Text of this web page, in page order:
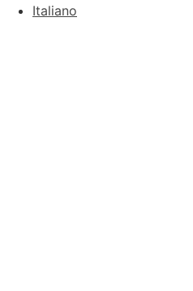
Italiano